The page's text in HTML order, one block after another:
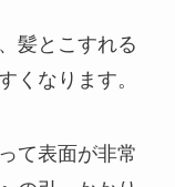
髪とこすれる
くなります。
て表面が非常